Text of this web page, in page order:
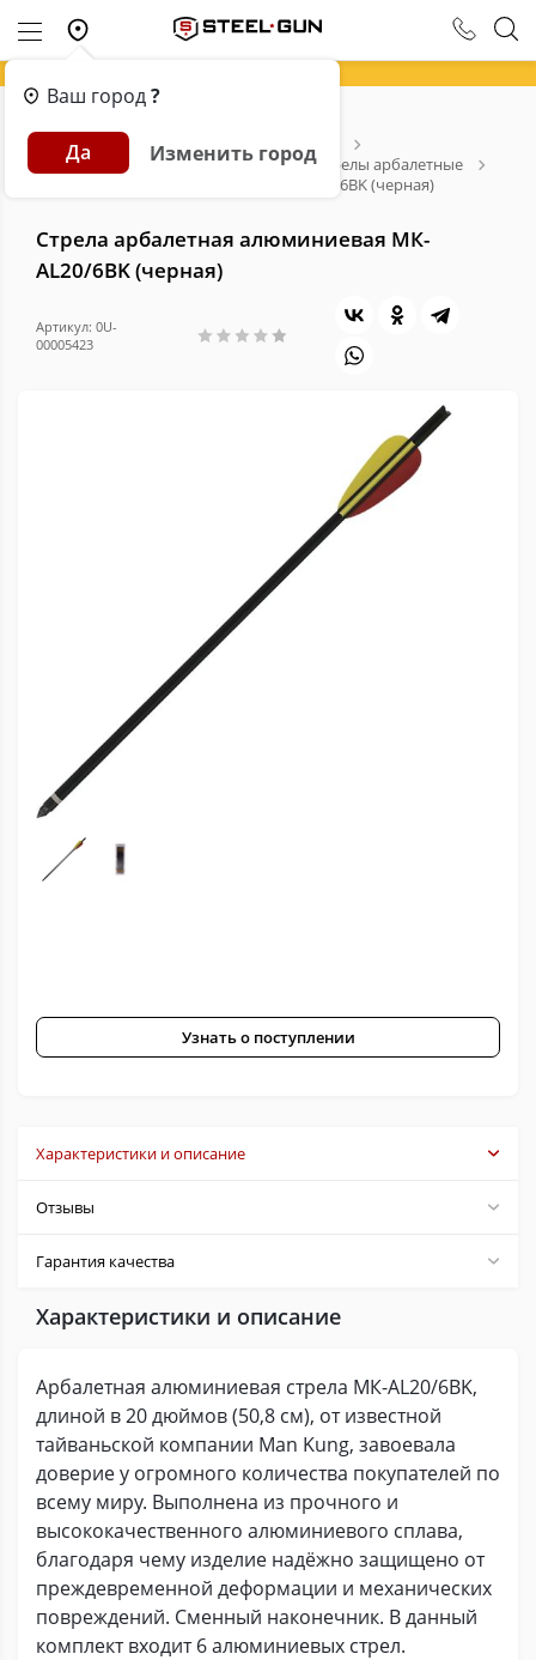
Ваш город?
Да Изменить город
Главная Каталог
Расходники для арбалетов и луков
Стрелы арбалетные
Стрела арбалетная алюминиевая МК-AL20/6BK (черная)
Стрела арбалетная алюминиевая МК-
AL20/6BK (черная)
Артикул: 0U-
00005423
Узнать о поступлении
Характеристики и описание
Отзывы
Гарантия качества
Характеристики и описание
Арбалетная алюминиевая стрела МК-AL20/6BK,
длиной в 20 дюймов (50,8 см), от известной
тайваньской компании Man Kung, завоевала
доверие у огромного количества покупателей по
всему миру. Выполнена из прочного и
высококачественного алюминиевого сплава,
благодаря чему изделие надёжно защищено от
преждевременной деформации и механических
повреждений. Сменный наконечник. В данный
комплект входит 6 алюминиевых стрел.